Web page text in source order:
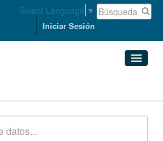
Select Language ▼
Iniciar Sesión